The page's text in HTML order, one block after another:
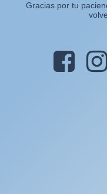
Gracias por tu